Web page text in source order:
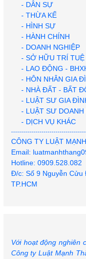
- DÂN SỰ
- THỪA KẾ
- HÌNH SỰ
- HÀNH CHÍNH
- DOANH NGHIỆP
- SỞ HỮU TRÍ TUỆ
- LAO ĐỘNG -
- HÔN NHÂN GIA
- NHÀ ĐẤT - BẤT
- LUẬT SƯ GIA
- LUẬT SƯ DOANH
- DỊCH VỤ KHÁC
CÔNG TY LUẬT
Email:
Hotline: 0909.528.082
Đ/c: Số 9 Nguyễn Cửu
TP.HCM
Với hoạt động nghiên
Công ty Luật Mạnh